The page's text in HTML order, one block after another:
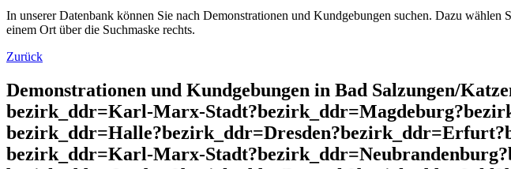
In unserer Datenbank können Sie nach Demonstrationen und Kundgebungen suchen. Dazu
einem Ort über die Suchmaske rechts.
Zurück
Demonstrationen und Kundgebungen in Bad Salzungen/
bezirk_ddr=Karl-Marx-
bezirk_ddr=Karl-Marx-